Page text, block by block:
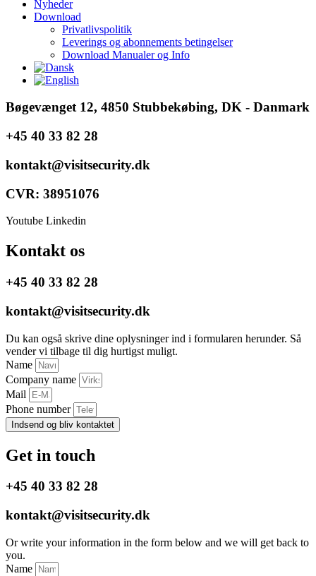
Nyheder
Download
Privatlivspolitik
Leverings og abonnements betingelser
Download Manualer og Info
Bøgevænget 12, 4850 Stubbekøbing, DK - Danmark
+45 40 33 82 28
kontakt@visitsecurity.dk
CVR: 38951076
Youtube Linkedin
Kontakt os
+45 40 33 82 28
kontakt@visitsecurity.dk
Du kan også skrive dine oplysninger ind i formularen herunder. Så
vender vi tilbage til dig hurtigst muligt.
Name
Company name
Mail
Phone number
Indsend og bliv kontaktet
Get in touch
+45 40 33 82 28
kontakt@visitsecurity.dk
Or write your information in the form below and we will get back to
you.
Name